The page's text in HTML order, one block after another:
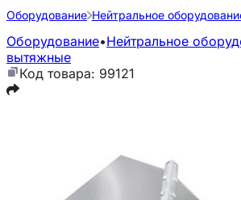
Оборудование Нейтральное
Оборудование•Нейтральное
вытяжные
Код товара: 99121